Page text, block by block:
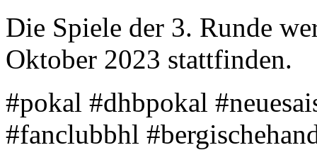
Die Spiele der 3. Runde
Oktober 2023 stattfinden.
#pokal #dhbpokal
#fanclubbhl